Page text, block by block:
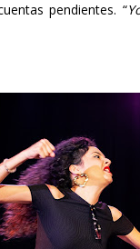
pendientes. “